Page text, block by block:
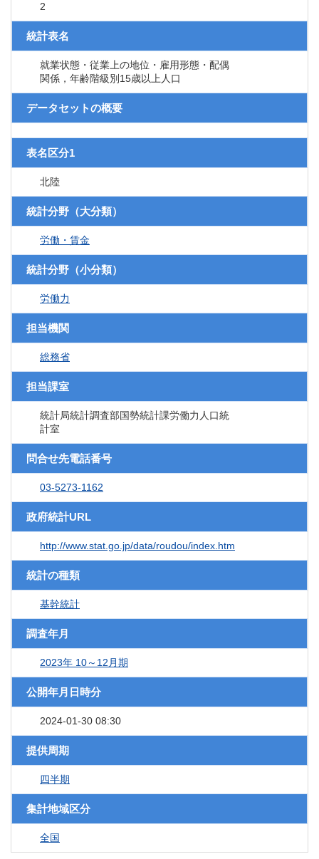
2
統計表名
就業状態・従業上の地位・雇用形態・配偶
関係，年齢階級別15歳以上人口
データセットの概要
表名区分1
北陸
統計分野（大分類）
労働・賃金
統計分野（小分類）
労働力
担当機関
総務省
担当課室
統計局統計調査部国勢統計課労働力人口統
計室
問合せ先電話番号
03-5273-1162
政府統計URL
http://www.stat.go.jp/data/roudou/index.htm
統計の種類
基幹統計
調査年月
2023年 10～12月期
公開年月日時分
2024-01-30 08:30
提供周期
四半期
集計地域区分
全国